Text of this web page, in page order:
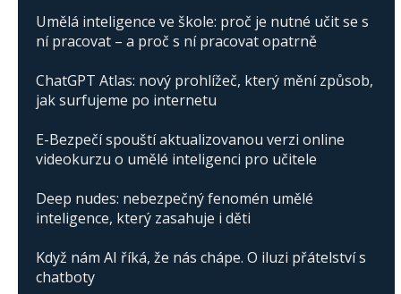
Umělá inteligence ve škole: proč je nutné učit se s
ní pracovat – a proč s ní pracovat opatrně
ChatGPT Atlas: nový prohlížeč, který mění způsob,
jak surfujeme po internetu
E-Bezpečí spouští aktualizovanou verzi online
videokurzu o umělé inteligenci pro učitele
Deep nudes: nebezpečný fenomén umělé
inteligence, který zasahuje i děti
Když nám AI říká, že nás chápe. O iluzi přátelství s
chatboty